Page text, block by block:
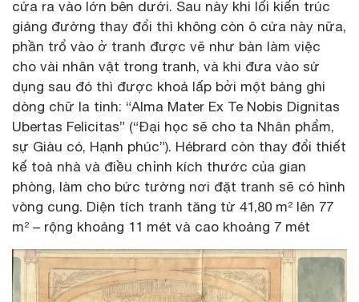
cửa ra vào lớn bên dưới. Sau này khi lối kiến trúc
giảng đường thay đổi thì không còn ô cửa này nữa,
phần trổ vào ở tranh được vẽ như bàn làm việc
cho vài nhân vật trong tranh, và khi đưa vào sử
dụng sau đó thì được khoả lấp bởi một bảng ghi
dòng chữ la tinh: “Alma Mater Ex Te Nobis Dignitas
Ubertas Felicitas” (“Đại học sẽ cho ta Nhân phẩm,
sự Giàu có, Hạnh phúc”). Hébrard còn thay đổi thiết
kế toà nhà và điều chỉnh kích thước của gian
phòng, làm cho bức tường nơi đặt tranh sẽ có hình
vòng cung. Diện tích tranh tăng từ 41,80 m² lên 77
m² – rộng khoảng 11 mét và cao khoảng 7 mét